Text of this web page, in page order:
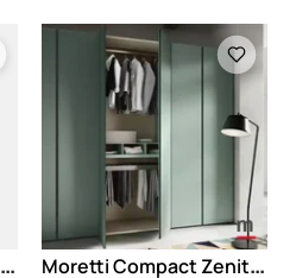
M
irage S kuhinjska slavina
Loading
M
oretti Compact Zenith B363 ormar